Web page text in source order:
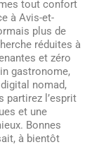
tout confort
à Avis-et-
plus de
réduites à
et zéro
gastronome,
nomad,
partirez l’esprit
et une
Bonnes
à bientôt